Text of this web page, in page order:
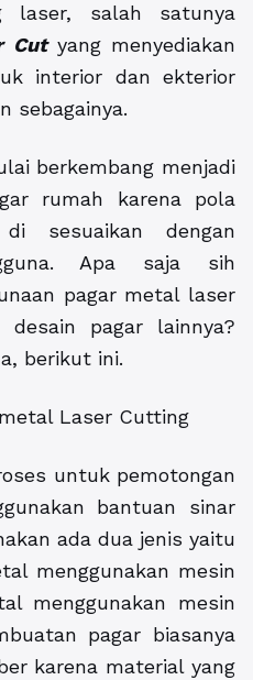
laser, salah satunya
Cutyang menyediakan
interior dan ekterior
sebagainya.
berkembang menjadi
rumah karena pola
sesuaikan dengan
Apa saja sih
pagar metal laser
pagar lainnya?
berikut ini.
Laser Cutting
untuk pemotongan
bantuan sinar
ada dua jenis yaitu
menggunakan mesin
menggunakan mesin
pagar biasanya
karena material yang